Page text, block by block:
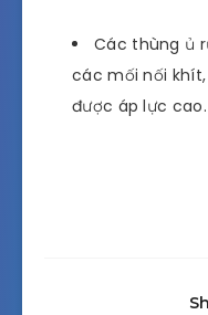
Các thùng ủ
các mối nối
được áp lực cao.